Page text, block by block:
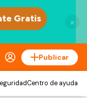
×
Publicar
Centro de ayuda